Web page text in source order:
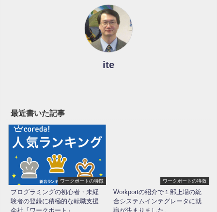
ite
最近書いた記事
ワークポートの特徴
プログラミングの初心者・未経
験者の登録に積極的な転職支援
会社『ワークポート』
ワークポートの特徴
Workportの紹介で１部上場の統
合システムインテグレータに就
職が決まりました。